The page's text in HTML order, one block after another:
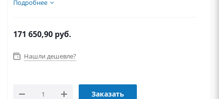
Подробнее
171 650,90 руб.
Нашли дешевле?
Заказать